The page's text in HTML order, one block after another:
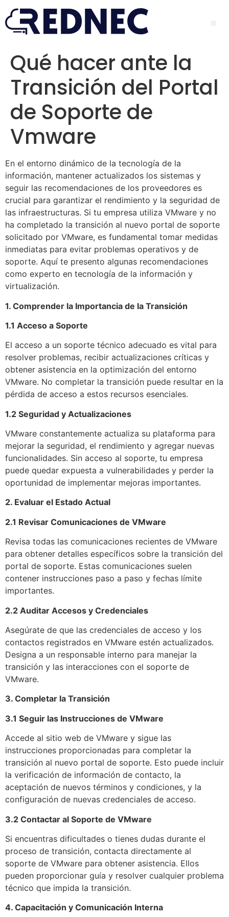
Qué hacer ante la
Transición del Portal
de Soporte de
Vmware
En el entorno dinámico de la tecnología de la
información, mantener actualizados los sistemas y
seguir las recomendaciones de los proveedores es
crucial para garantizar el rendimiento y la seguridad de
las infraestructuras. Si tu empresa utiliza VMware y no
ha completado la transición al nuevo portal de soporte
solicitado por VMware, es fundamental tomar medidas
inmediatas para evitar problemas operativos y de
soporte. Aquí te presento algunas recomendaciones
como experto en tecnología de la información y
virtualización.
1. Comprender la Importancia de la Transición
1.1 Acceso a Soporte
El acceso a un soporte técnico adecuado es vital para
resolver problemas, recibir actualizaciones críticas y
obtener asistencia en la optimización del entorno
VMware. No completar la transición puede resultar en la
pérdida de acceso a estos recursos esenciales.
1.2 Seguridad y Actualizaciones
VMware constantemente actualiza su plataforma para
mejorar la seguridad, el rendimiento y agregar nuevas
funcionalidades. Sin acceso al soporte, tu empresa
puede quedar expuesta a vulnerabilidades y perder la
oportunidad de implementar mejoras importantes.
2. Evaluar el Estado Actual
2.1 Revisar Comunicaciones de VMware
Revisa todas las comunicaciones recientes de VMware
para obtener detalles específicos sobre la transición del
portal de soporte. Estas comunicaciones suelen
contener instrucciones paso a paso y fechas límite
importantes.
2.2 Auditar Accesos y Credenciales
Asegúrate de que las credenciales de acceso y los
contactos registrados en VMware estén actualizados.
Designa a un responsable interno para manejar la
transición y las interacciones con el soporte de
VMware.
3. Completar la Transición
3.1 Seguir las Instrucciones de VMware
Accede al sitio web de VMware y sigue las
instrucciones proporcionadas para completar la
transición al nuevo portal de soporte. Esto puede incluir
la verificación de información de contacto, la
aceptación de nuevos términos y condiciones, y la
configuración de nuevas credenciales de acceso.
3.2 Contactar al Soporte de VMware
Si encuentras dificultades o tienes dudas durante el
proceso de transición, contacta directamente al
soporte de VMware para obtener asistencia. Ellos
pueden proporcionar guía y resolver cualquier problema
técnico que impida la transición.
4. Capacitación y Comunicación Interna